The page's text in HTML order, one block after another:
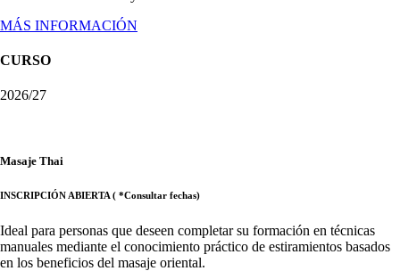
MÁS INFORMACIÓN
CURSO
2026/27
Masaje Thai
INSCRIPCIÓN ABIERTA ( *Consultar fechas)
Ideal para personas que deseen completar su formación en técnicas
manuales mediante el conocimiento práctico de estiramientos basados
en los beneficios del masaje oriental.